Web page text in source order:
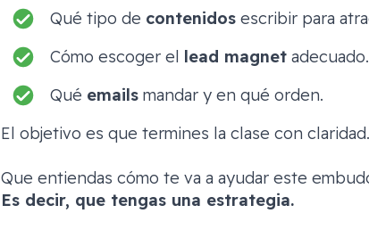
Qué tipo de contenidosescribir para
Cómo escoger el lead magnetadecuado.
Qué emailsmandar y en qué orden.
El objetivo es que termines la clase con claridad.
Que entiendas cómo te va a ayudar este
Es decir, que tengas una estrategia.